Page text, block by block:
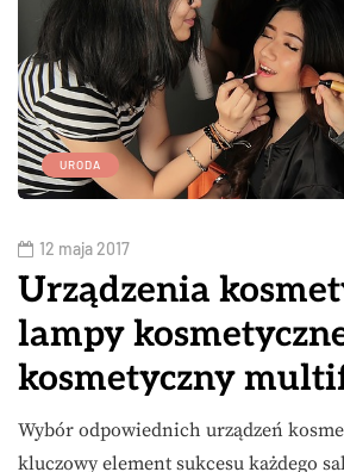
URODA
12 maja 2017
Urządzenia
lampy
kosmetyczny
Wybór odpowiednich urządzeń
kluczowy element sukcesu każdego